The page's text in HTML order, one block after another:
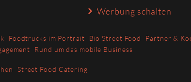
Werbung schalten
Foodtrucks im Portrait Bio Street Food Partner &
Rund um das mobile Business
Street Food Catering